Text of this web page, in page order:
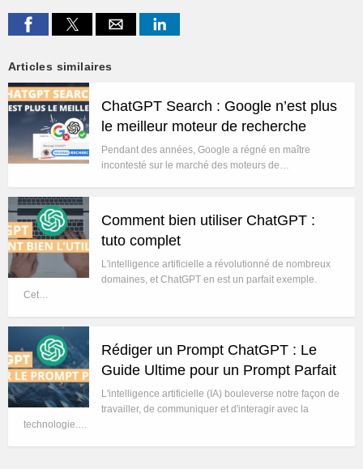
Articles similaires
ChatGPT Search : Google n’est plus
le meilleur moteur de recherche
Pendant des années, Google a régné en maître
incontesté sur le marché des moteurs de…
Comment bien utiliser ChatGPT :
tuto complet
L'intelligence artificielle a révolutionné de nombreux
domaines, et ChatGPT en est un parfait exemple.
Cet…
Rédiger un Prompt ChatGPT : Le
Guide Ultime pour un Prompt Parfait
L'intelligence artificielle (IA) bouleverse notre façon de
travailler, de communiquer et d'interagir avec la
technologie.…